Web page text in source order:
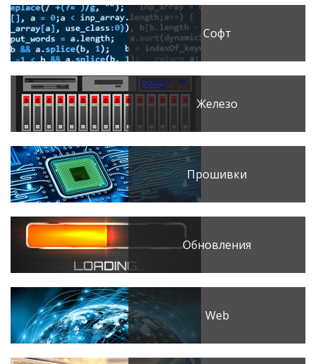
Софт
Железо
Прошивки
Обновления
Web